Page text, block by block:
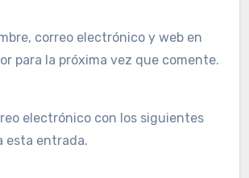
correo electrónico y web en
para la próxima vez que comente.
electrónico con los siguientes
esta entrada.